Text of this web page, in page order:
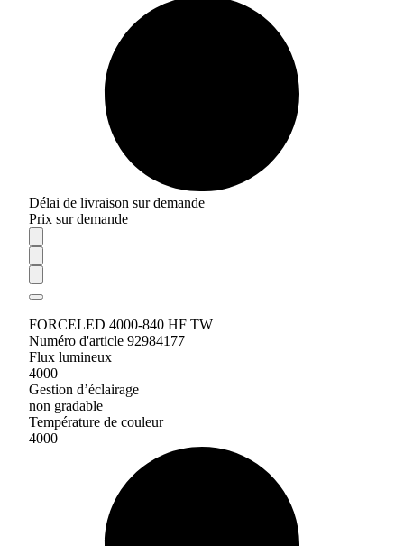
Délai de livraison sur demande
Prix sur demande
FORCELED 4000-840 HF TW
Numéro d'article 92984177
Flux lumineux
4000
Gestion d’éclairage
non gradable
Température de couleur
4000